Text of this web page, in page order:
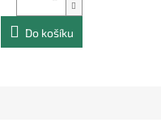
Do košíku